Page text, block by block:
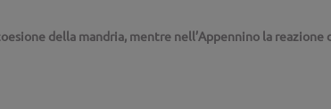
della mandria, mentre nell’Appennino la reazione